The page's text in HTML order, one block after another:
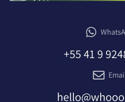
+55 41 9